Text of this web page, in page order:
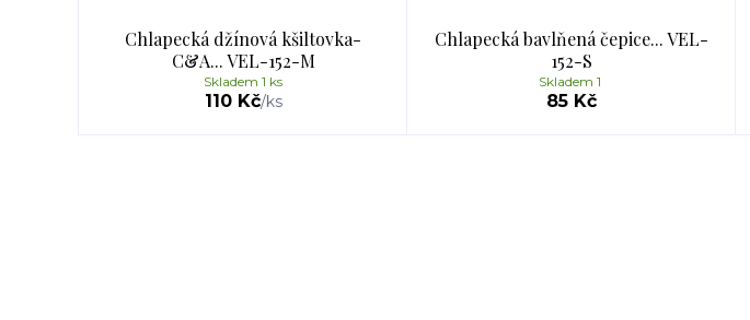
Chlapecká džínová kšiltovka-
C&A... VEL-152-M
110 Kč/ks
Skladem 1 ks
Chlapecká bavlňená čepice... VEL-
152-S
85 Kč
Skladem 1